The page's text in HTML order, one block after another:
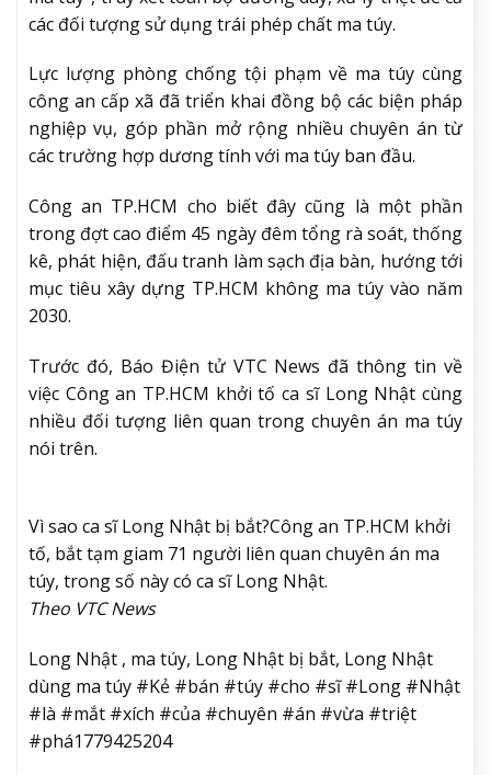
các đối tượng sử dụng trái phép chất ma túy.
Lực lượng phòng chống tội phạm về ma túy cùng
công an cấp xã đã triển khai đồng bộ các biện pháp
nghiệp vụ, góp phần mở rộng nhiều chuyên án từ
các trường hợp dương tính với ma túy ban đầu.
Công an TP.HCM cho biết đây cũng là một phần
trong đợt cao điểm 45 ngày đêm tổng rà soát, thống
kê, phát hiện, đấu tranh làm sạch địa bàn, hướng tới
mục tiêu xây dựng TP.HCM không ma túy vào năm
2030.
Trước đó, Báo Điện tử VTC News đã thông tin về
việc Công an TP.HCM khởi tố ca sĩ Long Nhật cùng
nhiều đối tượng liên quan trong chuyên án ma túy
nói trên.
Vì sao ca sĩ Long Nhật bị bắt?Công an TP.HCM khởi
tố, bắt tạm giam 71 người liên quan chuyên án ma
túy, trong số này có ca sĩ Long Nhật.
Theo VTC News
Long Nhật , ma túy, Long Nhật bị bắt, Long Nhật
dùng ma túy #Kẻ #bán #túy #cho #sĩ #Long #Nhật
#là #mắt #xích #của #chuyên #án #vừa #triệt
#phá1779425204